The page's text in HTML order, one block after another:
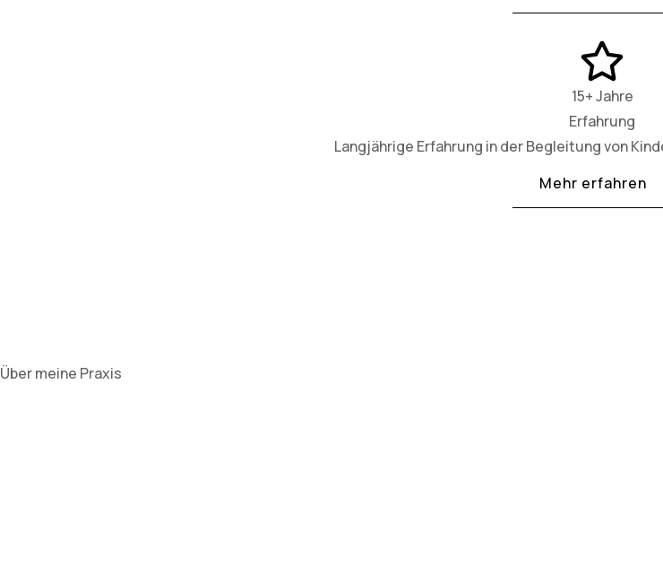
15+ Jahre
Erfahrung
Langjährige Erfahrung in der Begleitung von
Mehr erfahren
Über meine Praxis